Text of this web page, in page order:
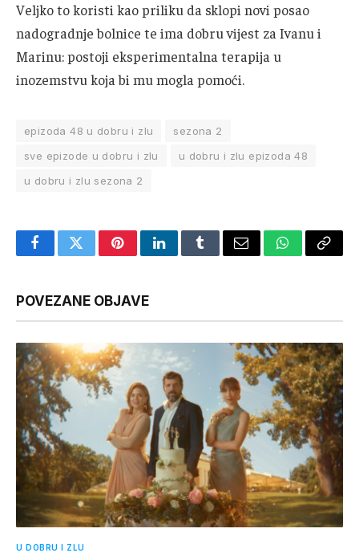
Veljko to koristi kao priliku da sklopi novi posao
nadogradnje bolnice te ima dobru vijest za Ivanu i
Marinu: postoji eksperimentalna terapija u
inozemstvu koja bi mu mogla pomoći.
epizoda 48 u dobru i zlu
sezona 2
sve epizode u dobru i zlu
u dobru i zlu epizoda 48
u dobru i zlu sezona 2
FacebookTwitterPinterestLinkedInTumblrEmail WhatsApp
Copy
POVEZANE OBJAVE
U DOBRU I ZLU